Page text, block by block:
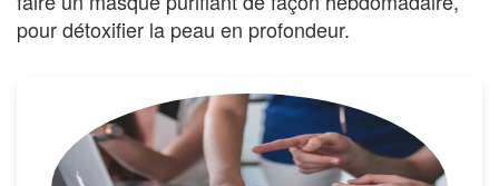
pour détoxifier la peau en profondeur.